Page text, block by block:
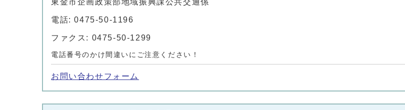
東金市企画政策部地域振興課公共交通係
電話: 0475-50-1196
ファクス: 0475-50-1299
電話番号のかけ間違いにご注意ください！
お問い合わせフォーム